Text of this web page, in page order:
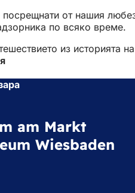
от нашия
по всяко време.
из историята
am Markt
Wiesbaden